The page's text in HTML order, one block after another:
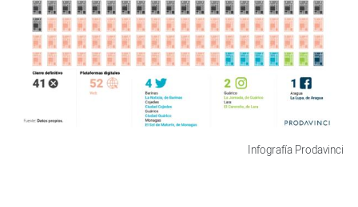
Infografía Prodavinci